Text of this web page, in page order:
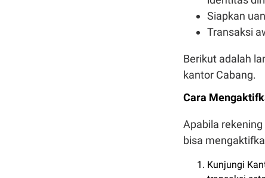
Siapkan
Transaksi
Berikut adalah
kantor Cabang.
Cara
Apabila
bisa
Kunjungi